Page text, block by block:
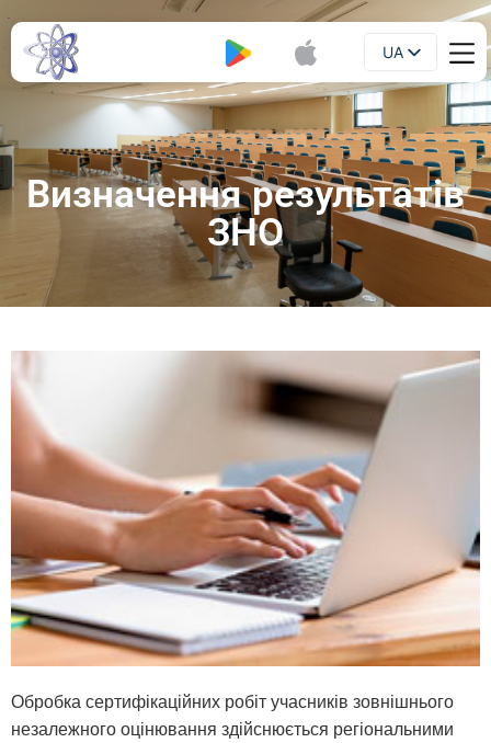
UA
EN
Визначення результатів
ЗНО
Обробка сертифікаційних робіт учасників зовнішнього
незалежного оцінювання здійснюється регіональними